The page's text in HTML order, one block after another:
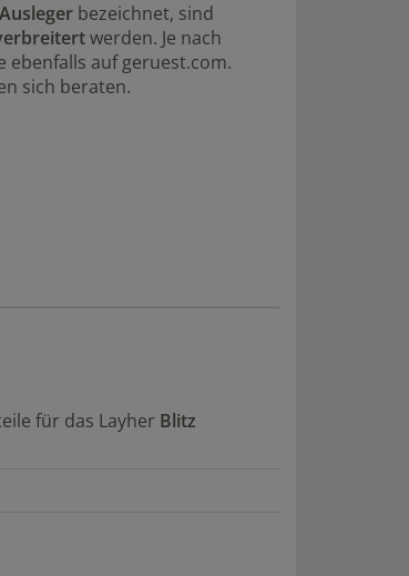
Ausleger bezeichnet, sind
werden. Je nach
ebenfalls auf geruest.com.
sich beraten.
für das Layher Blitz